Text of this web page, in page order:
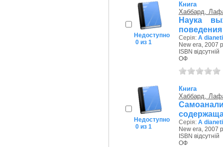
Недоступно
0 из 1
Книга
Хаббард,
Наука
поведения
Серія: A
New era, 2007
ISBN відсутній
ОФ
Недоступно
0 из 1
Книга
Хаббард,
Серія: A
New era, 2007
ISBN відсутній
ОФ